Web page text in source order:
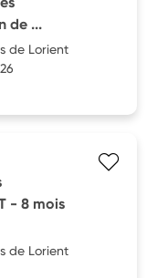
de ...
de Lorient
- 8 mois
de Lorient